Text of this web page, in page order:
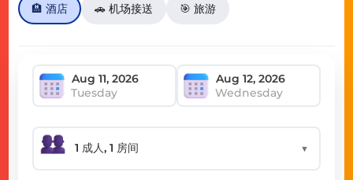
🏨 酒店 🚗 机场接送 🎯 旅游
Tuesday Wednesday
▼